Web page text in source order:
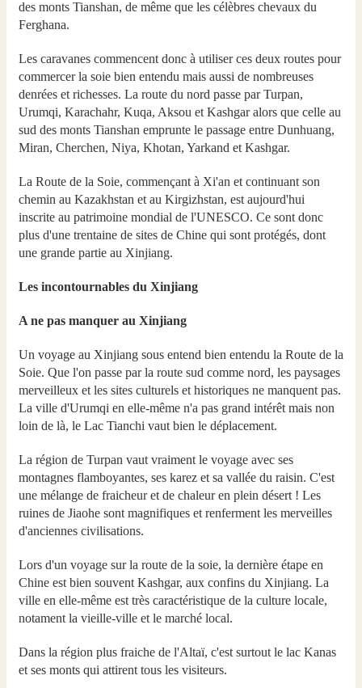
des monts Tianshan, de même que les célèbres chevaux du
Ferghana.
Les caravanes commencent donc à utiliser ces deux routes pour
commercer la soie bien entendu mais aussi de nombreuses
denrées et richesses. La route du nord passe par Turpan,
Urumqi, Karachahr, Kuqa, Aksou et Kashgar alors que celle au
sud des monts Tianshan emprunte le passage entre Dunhuang,
Miran, Cherchen, Niya, Khotan, Yarkand et Kashgar.
La Route de la Soie, commençant à Xi'an et continuant son
chemin au Kazakhstan et au Kirgizhstan, est aujourd'hui
inscrite au patrimoine mondial de l'UNESCO. Ce sont donc
plus d'une trentaine de sites de Chine qui sont protégés, dont
une grande partie au Xinjiang.
Les incontournables du Xinjiang
A ne pas manquer au Xinjiang
Un voyage au Xinjiang sous entend bien entendu la Route de la
Soie. Que l'on passe par la route sud comme nord, les paysages
merveilleux et les sites culturels et historiques ne manquent pas.
La ville d'Urumqi en elle-même n'a pas grand intérêt mais non
loin de là, le Lac Tianchi vaut bien le déplacement.
La région de Turpan vaut vraiment le voyage avec ses
montagnes flamboyantes, ses karez et sa vallée du raisin. C'est
une mélange de fraicheur et de chaleur en plein désert ! Les
ruines de Jiaohe sont magnifiques et renferment les merveilles
d'anciennes civilisations.
Lors d'un voyage sur la route de la soie, la dernière étape en
Chine est bien souvent Kashgar, aux confins du Xinjiang. La
ville en elle-même est très caractéristique de la culture locale,
notament la vieille-ville et le marché local.
Dans la région plus fraiche de l'Altaï, c'est surtout le lac Kanas
et ses monts qui attirent tous les visiteurs.